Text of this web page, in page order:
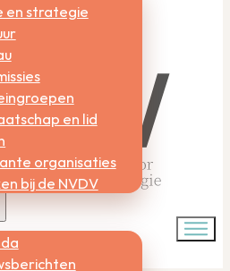
en strategie
en lid
organisaties
bij de NVDV